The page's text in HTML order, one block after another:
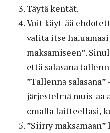
Täytä kentät.
Voit käyttää
valita itse haluamasi
maksamiseen”.
että salasana
”Tallenna
järjestelmä muistaa
omalla laitteellasi,
”Siirry maksamaan”